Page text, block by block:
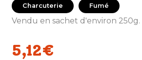
Charcuterie Fumé
Vendu en sachet d'environ 250g.
5,12€